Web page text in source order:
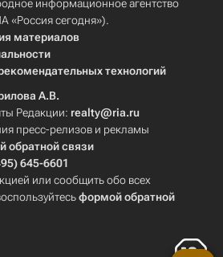
информационное агентство
«Россия сегодня»).
материалов
технологий
А.В.
Редакции: realty@ria.ru
пресс-релизов и рекламы
обратной связи
645-6601
или сообщить обо всех
формой обратной